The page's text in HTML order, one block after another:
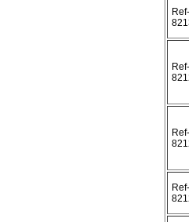
Ref-
Ref-
Ref-
Ref-